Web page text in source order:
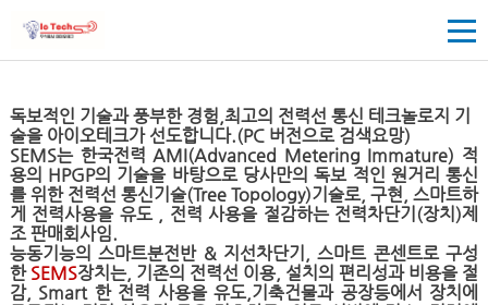
독보적인 기술과 풍부한 경험,최고의 전력선 통신 테크놀로지 기
술을 아이오테크가 선도합니다.(PC 버전으로 검색요망)
SEMS는 한국전력 AMI(Advanced Metering Immature) 적
용의 HPGP의 기술을 바탕으로 당사만의 독보 적인 원거리 통신
를 위한 전력선 통신기술(Tree Topology)기술로, 구현, 스마트하
게 전력사용을 유도 , 전력 사용을 절감하는 전력차단기(장치)제
조 판매회사임.
능동기능의 스마트분전반 & 지선차단기, 스마트 콘센트로 구성
한 SEMS장치는, 기존의 전력선 이용, 설치의 편리성과 비용을 절
감, Smart 한 전력 사용을 유도,기축건물과 공장등에서 장치에